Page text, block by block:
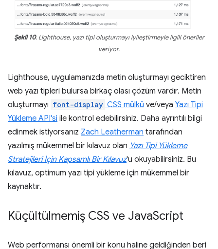
Şekil 10. Lighthouse, yazı tipi oluşturmayı iyileştirmeyle ilgili öneriler
veriyor.
Lighthouse, uygulamanızda metin oluşturmayı geciktiren
web yazı tipleri bulursa birkaç olası çözüm vardır. Metin
oluşturmayı font-display CSS mülkü ve/veya Yazı Tipi
Yükleme API'si ile kontrol edebilirsiniz. Daha ayrıntılı bilgi
edinmek istiyorsanız Zach Leatherman tarafından
yazılmış mükemmel bir kılavuz olan Yazı Tipi Yükleme
Stratejileri İçin Kapsamlı Bir Kılavuz'u okuyabilirsiniz. Bu
kılavuz, optimum yazı tipi yükleme için mükemmel bir
kaynaktır.
Küçültülmemiş CSS ve JavaScript
Web performansı önemli bir konu haline geldiğinden beri